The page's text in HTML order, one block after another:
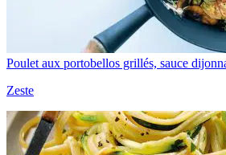
Poulet aux portobellos grillés, sauce
Zeste